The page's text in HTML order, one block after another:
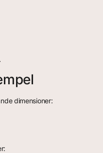
dimensioner: